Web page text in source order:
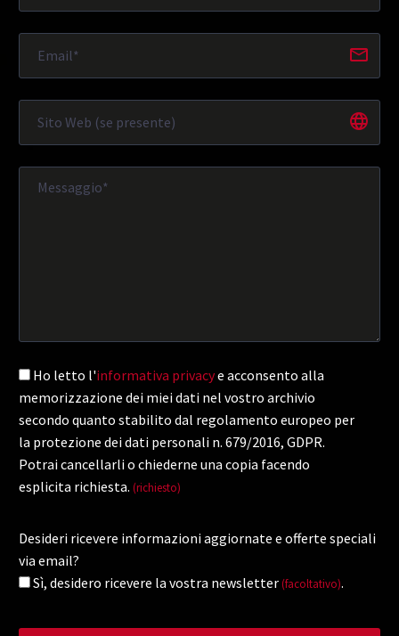
Ho letto l'informativa privacye acconsento alla
memorizzazione dei miei dati nel vostro archivio
secondo quanto stabilito dal regolamento europeo per
la protezione dei dati personali n. 679/2016, GDPR.
Potrai cancellarli o chiederne una copia facendo
esplicita richiesta. (richiesto)
Desideri ricevere informazioni aggiornate e offerte speciali
via email?
Sì, desidero ricevere la vostra newsletter (facoltativo).